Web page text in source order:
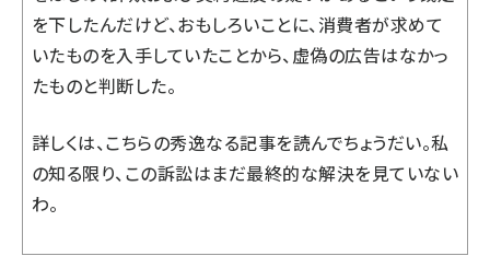
を下したんだけど、おもしろいことに、消費者が求めて
いたものを入手していたことから、虚偽の広告はなかっ
たものと判断した。
詳しくは、こちらの秀逸なる記事を読んでちょうだい。私
の知る限り、この訴訟はまだ最終的な解決を見ていない
わ。